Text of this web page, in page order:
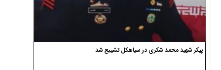
پیکر شهید محمد شکری در سیاهکل تشییع شد